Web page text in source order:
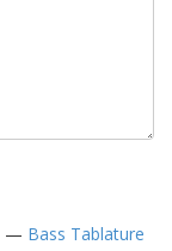
— Bass Tablature